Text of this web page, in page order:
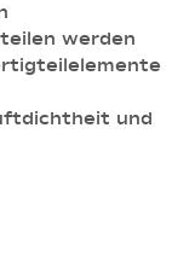
werden
und